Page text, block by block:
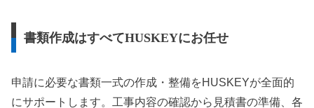
書類作成はすべてHUSKEYにお任せ
申請に必要な書類一式の作成・整備をHUSKEYが全面的
にサポートします。工事内容の確認から見積書の準備、各